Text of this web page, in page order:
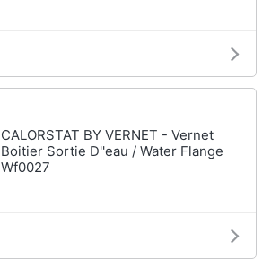
CALORSTAT BY VERNET - Vernet
Boitier Sortie D''eau / Water Flange
Wf0027